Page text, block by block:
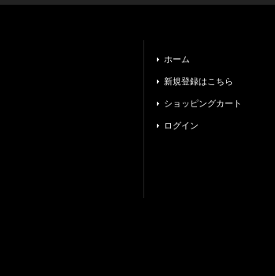
ホーム
新規登録はこちら
ショッピングカート
ログイン